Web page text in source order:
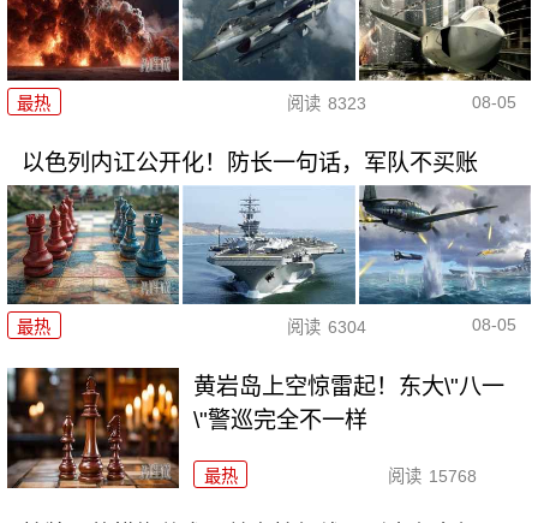
最热 阅读 8323 08-05
以色列内讧公开化！防长一句话，军队不买账
最热 阅读 6304 08-05
黄岩岛上空惊雷起！东大\"八一
\"警巡完全不一样
最热 阅读 15768